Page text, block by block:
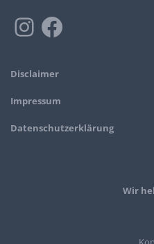
Disclaimer
Impressum
Datenschutzerklärung
Wir